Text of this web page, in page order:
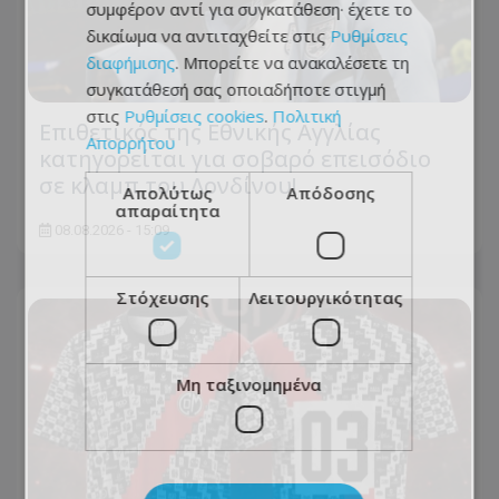
Επιθετικός της Εθνικής Αγγλίας
κατηγορείται για σοβαρό επεισόδιο
σε κλαμπ του Λονδίνου!
08.08.2026 - 15:09
συμφέρον αντί για συγκατάθεση· έχετε το
δικαίωμα να αντιταχθείτε στις Ρυθμίσεις
διαφήμισης. Μπορείτε να ανακαλέσετε τη
συγκατάθεσή σας οποιαδήποτε στιγμή
στις Ρυθμίσεις cookies. Πολιτική
Απορρήτου
Απολύτως
απαραίτητα
Απόδοσης
Στόχευσης Λειτουργικότητας
Μη ταξινομημένα